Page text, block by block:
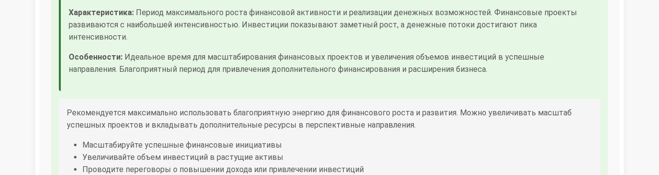
Характеристика: Период максимального роста финансовой активности и реализации денежных возможностей. Финансовые проекты
развиваются с наибольшей интенсивностью. Инвестиции показывают заметный рост, а денежные потоки достигают пика
интенсивности.
Особенности: Идеальное время для масштабирования финансовых проектов и увеличения объемов инвестиций в успешные
направления. Благоприятный период для привлечения дополнительного финансирования и расширения бизнеса.
Рекомендуется максимально использовать благоприятную энергию для финансового роста и развития. Можно увеличивать масштаб
успешных проектов и вкладывать дополнительные ресурсы в перспективные направления.
Масштабируйте успешные финансовые инициативы
Увеличивайте объем инвестиций в растущие активы
Проводите переговоры о повышении дохода или привлечении инвестиций